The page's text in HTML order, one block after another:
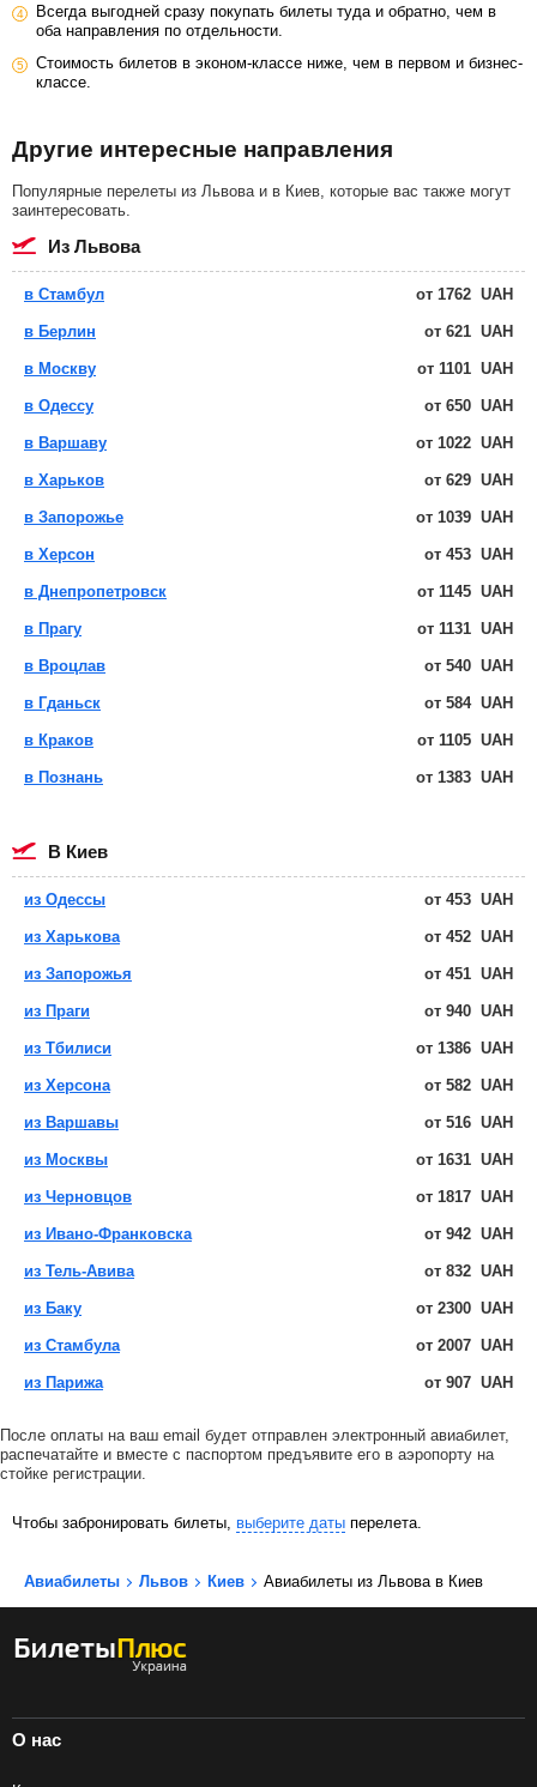
Всегда выгодней сразу покупать билеты туда и обратно, чем в
оба направления по отдельности.
Стоимость билетов в эконом-классе ниже, чем в первом и бизнес-
классе.
Другие интересные направления
Популярные перелеты из Львова и в Киев, которые вас также могут
заинтересовать.
из Львова
в Стамбул от 1762 UAH
в Берлин от 621 UAH
в Москву от 1101 UAH
в Одессу от 650 UAH
в Варшаву от 1022 UAH
в Харьков от 629 UAH
в Запорожье от 1039 UAH
в Херсон от 453 UAH
в Днепропетровск от 1145 UAH
в Прагу от 1131 UAH
в Вроцлав от 540 UAH
в Гданьск от 584 UAH
в Краков от 1105 UAH
в Познань от 1383 UAH
в Киев
из Одессы от 453 UAH
из Харькова от 452 UAH
из Запорожья от 451 UAH
из Праги от 940 UAH
из Тбилиси от 1386 UAH
из Херсона от 582 UAH
из Варшавы от 516 UAH
из Москвы от 1631 UAH
из Черновцов от 1817 UAH
из Ивано-Франковска от 942 UAH
из Тель-Авива от 832 UAH
из Баку от 2300 UAH
из Стамбула от 2007 UAH
из Парижа от 907 UAH
После оплаты на ваш email будет отправлен электронный авиабилет,
распечатайте и вместе с паспортом предъявите его в аэропорту на
стойке регистрации.
Чтобы забронировать билеты, выберите даты перелета.
Авиабилеты Львов Киев Авиабилеты из Львова в Киев
О нас